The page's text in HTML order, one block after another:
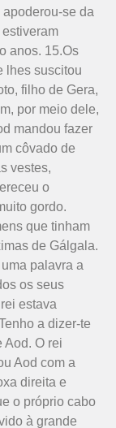
se da
anos. 15.Os
lhes suscitou
filho de Gera,
por meio dele,
mandou fazer
côvado de
vestes,
o
gordo.
que tinham
de Gálgala.
palavra a
os seus
estava
a dizer-te
Aod. O rei
Aod com a
direita e
o próprio cabo
à grande